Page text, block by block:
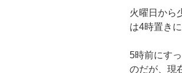
火曜日から
は4時置きに
5時前にす
のだが、現